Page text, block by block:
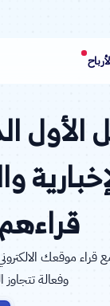
الأول
قراء موقعك
وفعالة